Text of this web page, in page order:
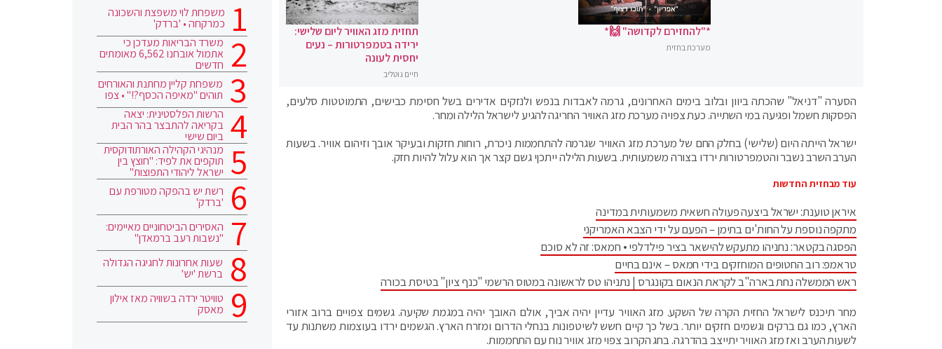
*"להחזירם לקדושה" 🙌*
מערכת בחזית
תחזית מזג האוויר ליום שלישי:
ירידה בטמפרטורות – נעים
יחסית לעונה
חיים גוטליב
הסערה "דניאל" שהכתה ביוון ובלוב בימים האחרונים, גרמה לאבדות בנפש ולנזקים אדירים בשל חסימת כבישים, התמוטטות סלעים,
הפסקות חשמל ופגיעה במי השתייה. כעת צפויה מערכת מזג האוויר החריגה להגיע לישראל הלילה ומחר.
ישראל הייתה היום (שלישי) בחלק החם של מערכת מזג האוויר שגרמה להתחממות ניכרת, רוחות חזקות ובעיקר אובך וזיהום אוויר. בשעות
הערב השרב נשבר והטמפרטורות ירדו בצורה משמעותית. בשעות הלילה ייתכןי גשם קצר אך הוא עלול להיות חזק.
עוד מבחזית החדשות
איראן טוענת: ישראל ביצעה פעולה חשאית משמעותית במדינה
מתקפה נוספת על החות'ים בתימן – הפעם על ידי הצבא האמריקני
הפסגה בקטאר: נתניהו מתעקש להישאר בציר פילדלפי • חמאס: זה לא סוכם
טראמפ: רוב החטופים המוחזקים בידי חמאס – אינם בחיים
ראש הממשלה נחת בארה"ב לקראת הנאום בקונגרס | נתניהו טס לראשונה במטוס הרשמי "כנף ציון" בטיסת בכורה
מחר תיכנס לישראל החזית הקרה של השקע. מזג האוויר עדיין יהיה אביך, אולם האובך יהיה במגמת שקיעה. גשמים צפויים ברוב אזורי
הארץ, כמו גם ברקים וגשמים חזקים יותר. בשל כך קיים חשש לשיטפונות בנחלי הדרום ומזרח הארץ. הגשמים ירדו בעוצמות משתנות עד
לשעות הערב ואז מזג האוויר יתייצב בהדרגה. בחג הקרוב צפוי מזג אוויר נוח עם התחממות.
משפחת לוי משפצת והשכונה
כמרקחה • 'ברדק'
משרד הבריאות מעדכן כי
אתמול אובחנו 6,562 מאומתים
חדשים
משפחת קליין מחתנת והאורחים
תוהים "מאיפה הכסף?!" • צפו
הרשות הפלסטינית: יצאה
בקריאה להתבצר בהר הבית
ביום שישי
מנהיגי הקהילה האורתודוקסית
תוקפים את לפיד: "חוצץ בין
ישראל ליהודי התפוצות"
רשת יש בהפקה מטורפת עם
'ברדק'
האסירים הביטחוניים מאיימים:
"נשבות רעב ברמאדן"
שעות אחרונות לחגיגה הגדולה
ברשת 'יש'
טוויטר ירדה בשוויה מאז אילון
מאסק